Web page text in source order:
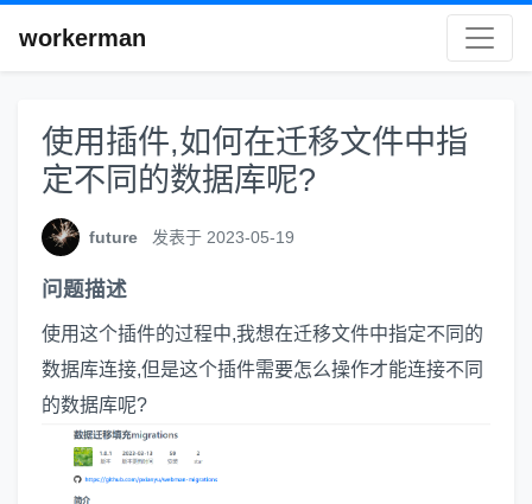
workerman
使用插件,如何在迁移文件中指
定不同的数据库呢?
future 发表于 2023-05-19
问题描述
使用这个插件的过程中,我想在迁移文件中指定不同的
数据库连接,但是这个插件需要怎么操作才能连接不同
的数据库呢?